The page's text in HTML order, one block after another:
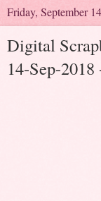
Friday, September
Digital
14-Sep-